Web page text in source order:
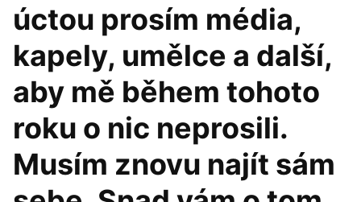
úctou prosím média,
kapely, umělce a další,
aby mě během tohoto
roku o nic neprosili.
Musím znovu najít sám